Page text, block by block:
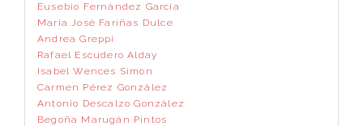
Eusebio Fernández García
María José Fariñas Dulce
Andrea Greppi
Rafael Escudero Alday
Isabel Wences Simon
Carmen Pérez González
Antonio Descalzo González
Begoña Marugán Pintos